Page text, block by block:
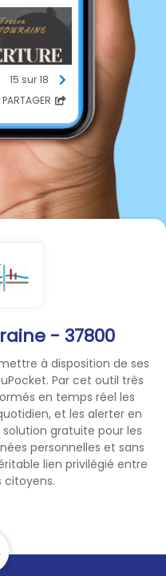
- 37800
à disposition de ses
Par cet outil très
en temps réel les
et les alerter en
gratuite pour les
personnelles et sans
lien privilégié entre
citoyens.
15 sur 18
PARTAGER